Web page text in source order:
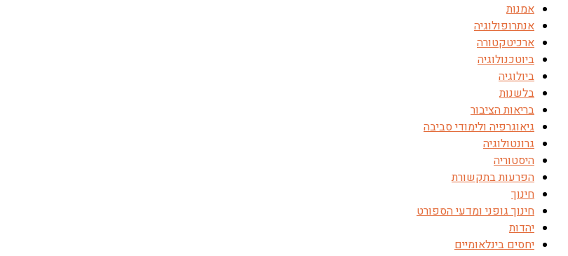
אמנות
אנתרופולוגיה
ארכיטקטורה
ביוטכנולוגיה
ביולוגיה
בלשנות
בריאות הציבור
גיאוגרפיה ולימודי סביבה
גרונטולוגיה
היסטוריה
הפרעות בתקשורת
חינוך
חינוך גופני ומדעי הספורט
יהדות
יחסים בינלאומיים